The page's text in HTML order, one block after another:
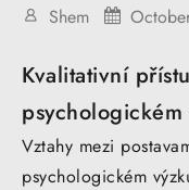
Shem
Kvalitativní
Vztahy mezi
psychologickém